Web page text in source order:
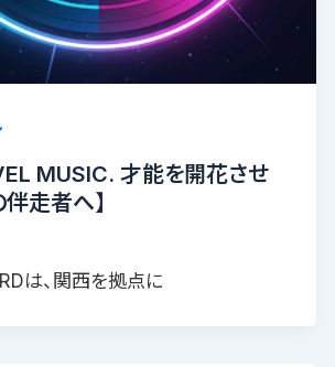
MUSIC. 才能を開花させ
走者へ】
は、関西を拠点に